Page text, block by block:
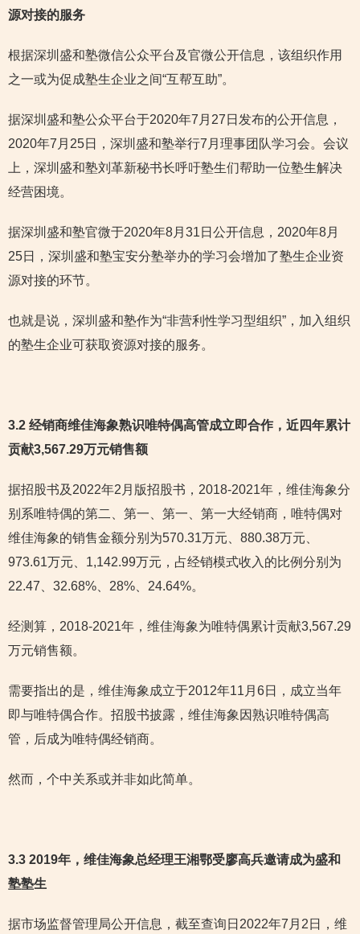
源对接的服务
根据深圳盛和塾微信公众平台及官微公开信息，该组织作用
之一或为促成塾生企业之间“互帮互助”。
据深圳盛和塾公众平台于2020年7月27日发布的公开信息，
2020年7月25日，深圳盛和塾举行7月理事团队学习会。会议
上，深圳盛和塾刘革新秘书长呼吁塾生们帮助一位塾生解决
经营困境。
据深圳盛和塾官微于2020年8月31日公开信息，2020年8月
25日，深圳盛和塾宝安分塾举办的学习会增加了塾生企业资
源对接的环节。
也就是说，深圳盛和塾作为“非营利性学习型组织”，加入组织
的塾生企业可获取资源对接的服务。
3.2 经销商维佳海象熟识唯特偶高管成立即合作，近四年累计
贡献3,567.29万元销售额
据招股书及2022年2月版招股书，2018-2021年，维佳海象分
别系唯特偶的第二、第一、第一、第一大经销商，唯特偶对
维佳海象的销售金额分别为570.31万元、880.38万元、
973.61万元、1,142.99万元，占经销模式收入的比例分别为
22.47、32.68%、28%、24.64%。
经测算，2018-2021年，维佳海象为唯特偶累计贡献3,567.29
万元销售额。
需要指出的是，维佳海象成立于2012年11月6日，成立当年
即与唯特偶合作。招股书披露，维佳海象因熟识唯特偶高
管，后成为唯特偶经销商。
然而，个中关系或并非如此简单。
3.3 2019年，维佳海象总经理王湘鄂受廖高兵邀请成为盛和
塾塾生
据市场监督管理局公开信息，截至查询日2022年7月2日，维